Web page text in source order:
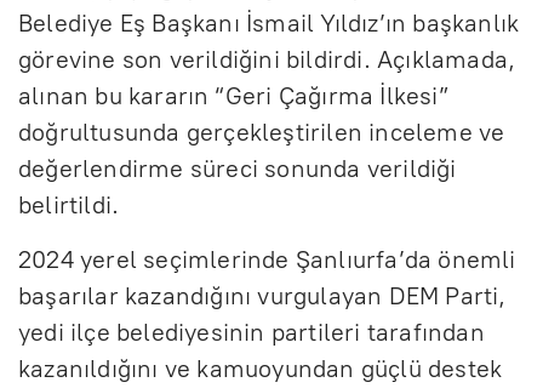
Belediye Eş Başkanı İsmail Yıldız’ın başkanlık
görevine son verildiğini bildirdi. Açıklamada,
alınan bu kararın “Geri Çağırma İlkesi”
doğrultusunda gerçekleştirilen inceleme ve
değerlendirme süreci sonunda verildiği
belirtildi.
2024 yerel seçimlerinde Şanlıurfa’da önemli
başarılar kazandığını vurgulayan DEM Parti,
yedi ilçe belediyesinin partileri tarafından
kazanıldığını ve kamuoyundan güçlü destek